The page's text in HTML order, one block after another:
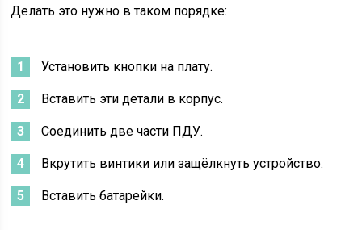
Делать это нужно в таком порядке:
Установить кнопки на плату.
Вставить эти детали в корпус.
Соединить две части ПДУ.
Вкрутить винтики или защёлкнуть устройство.
Вставить батарейки.